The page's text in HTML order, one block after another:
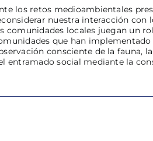
los retos medioambientales
nuestra interacción
comunidades locales juegan un
que han
consciente de la fauna,
entramado social mediante la